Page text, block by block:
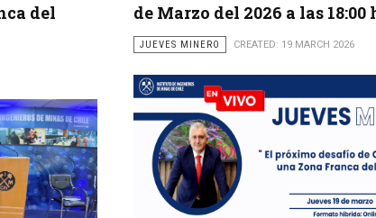
del
de Marzo del 2026 a las 18:00
JUEVES MINERO CREATED: 19 MARCH 2026